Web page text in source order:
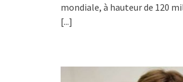
mondiale, à hauteur de 120
[...]